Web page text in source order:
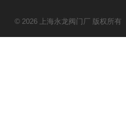
© 2026 上海永龙阀门厂 版权所有